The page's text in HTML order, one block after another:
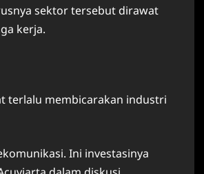
sektor tersebut dirawat
kerja.
terlalu membicarakan industri
Ini investasinya